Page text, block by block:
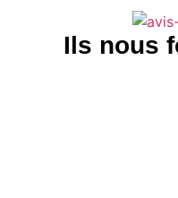
Ils nous